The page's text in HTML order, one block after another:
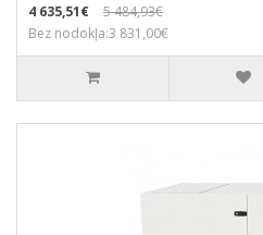
4 635,51€
5 484,93€
Bez nodokļa:3 831,00€